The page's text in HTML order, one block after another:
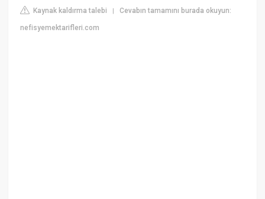
Kaynak kaldırma talebi |Cevabın tamamını burada okuyun:
nefisyemektarifleri.com